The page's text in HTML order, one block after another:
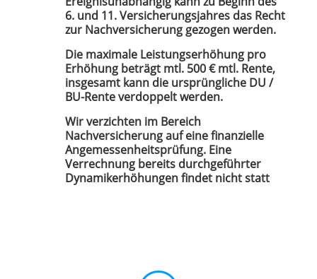
6. und 11. Versicherungsjahres das Recht
zur Nachversicherung gezogen werden.
Die maximale Leistungserhöhung pro
Erhöhung beträgt mtl. 500 € mtl. Rente,
insgesamt kann die ursprüngliche DU /
BU-Rente verdoppelt werden.
Wir verzichten im Bereich
Nachversicherung auf eine finanzielle
Angemessenheitsprüfung. Eine
Verrechnung bereits durchgeführter
Dynamikerhöhungen findet nicht statt